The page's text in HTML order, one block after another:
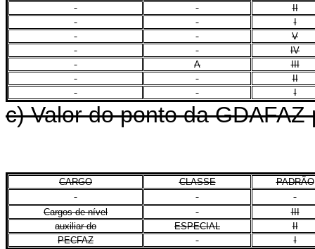
II
I
V
IV
A
III
II
I
c) Valor do ponto da
CARGO CLASSE PADRÃO
Cargos de nível
III
auxiliar do
ESPECIAL
II
PECFAZ
I